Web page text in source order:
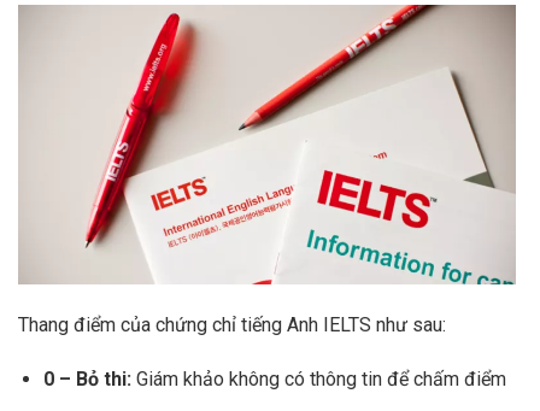
Thang điểm của chứng chỉ tiếng Anh IELTS như sau:
0 – Bỏ thi:Giám khảo không có thông tin để chấm điểm